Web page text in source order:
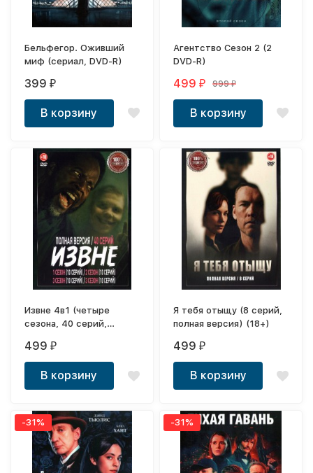
Бельфегор. Оживший
миф (сериал, DVD-R)
399₽
В корзину
Агентство Сезон 2 (2
DVD-R)
499₽ 999₽
В корзину
Извне 4в1 (четыре
сезона, 40 серий,
499₽
В корзину
Я тебя отыщу (8 серий,
полная версия) (18+)
499₽
В корзину
-31% -31%